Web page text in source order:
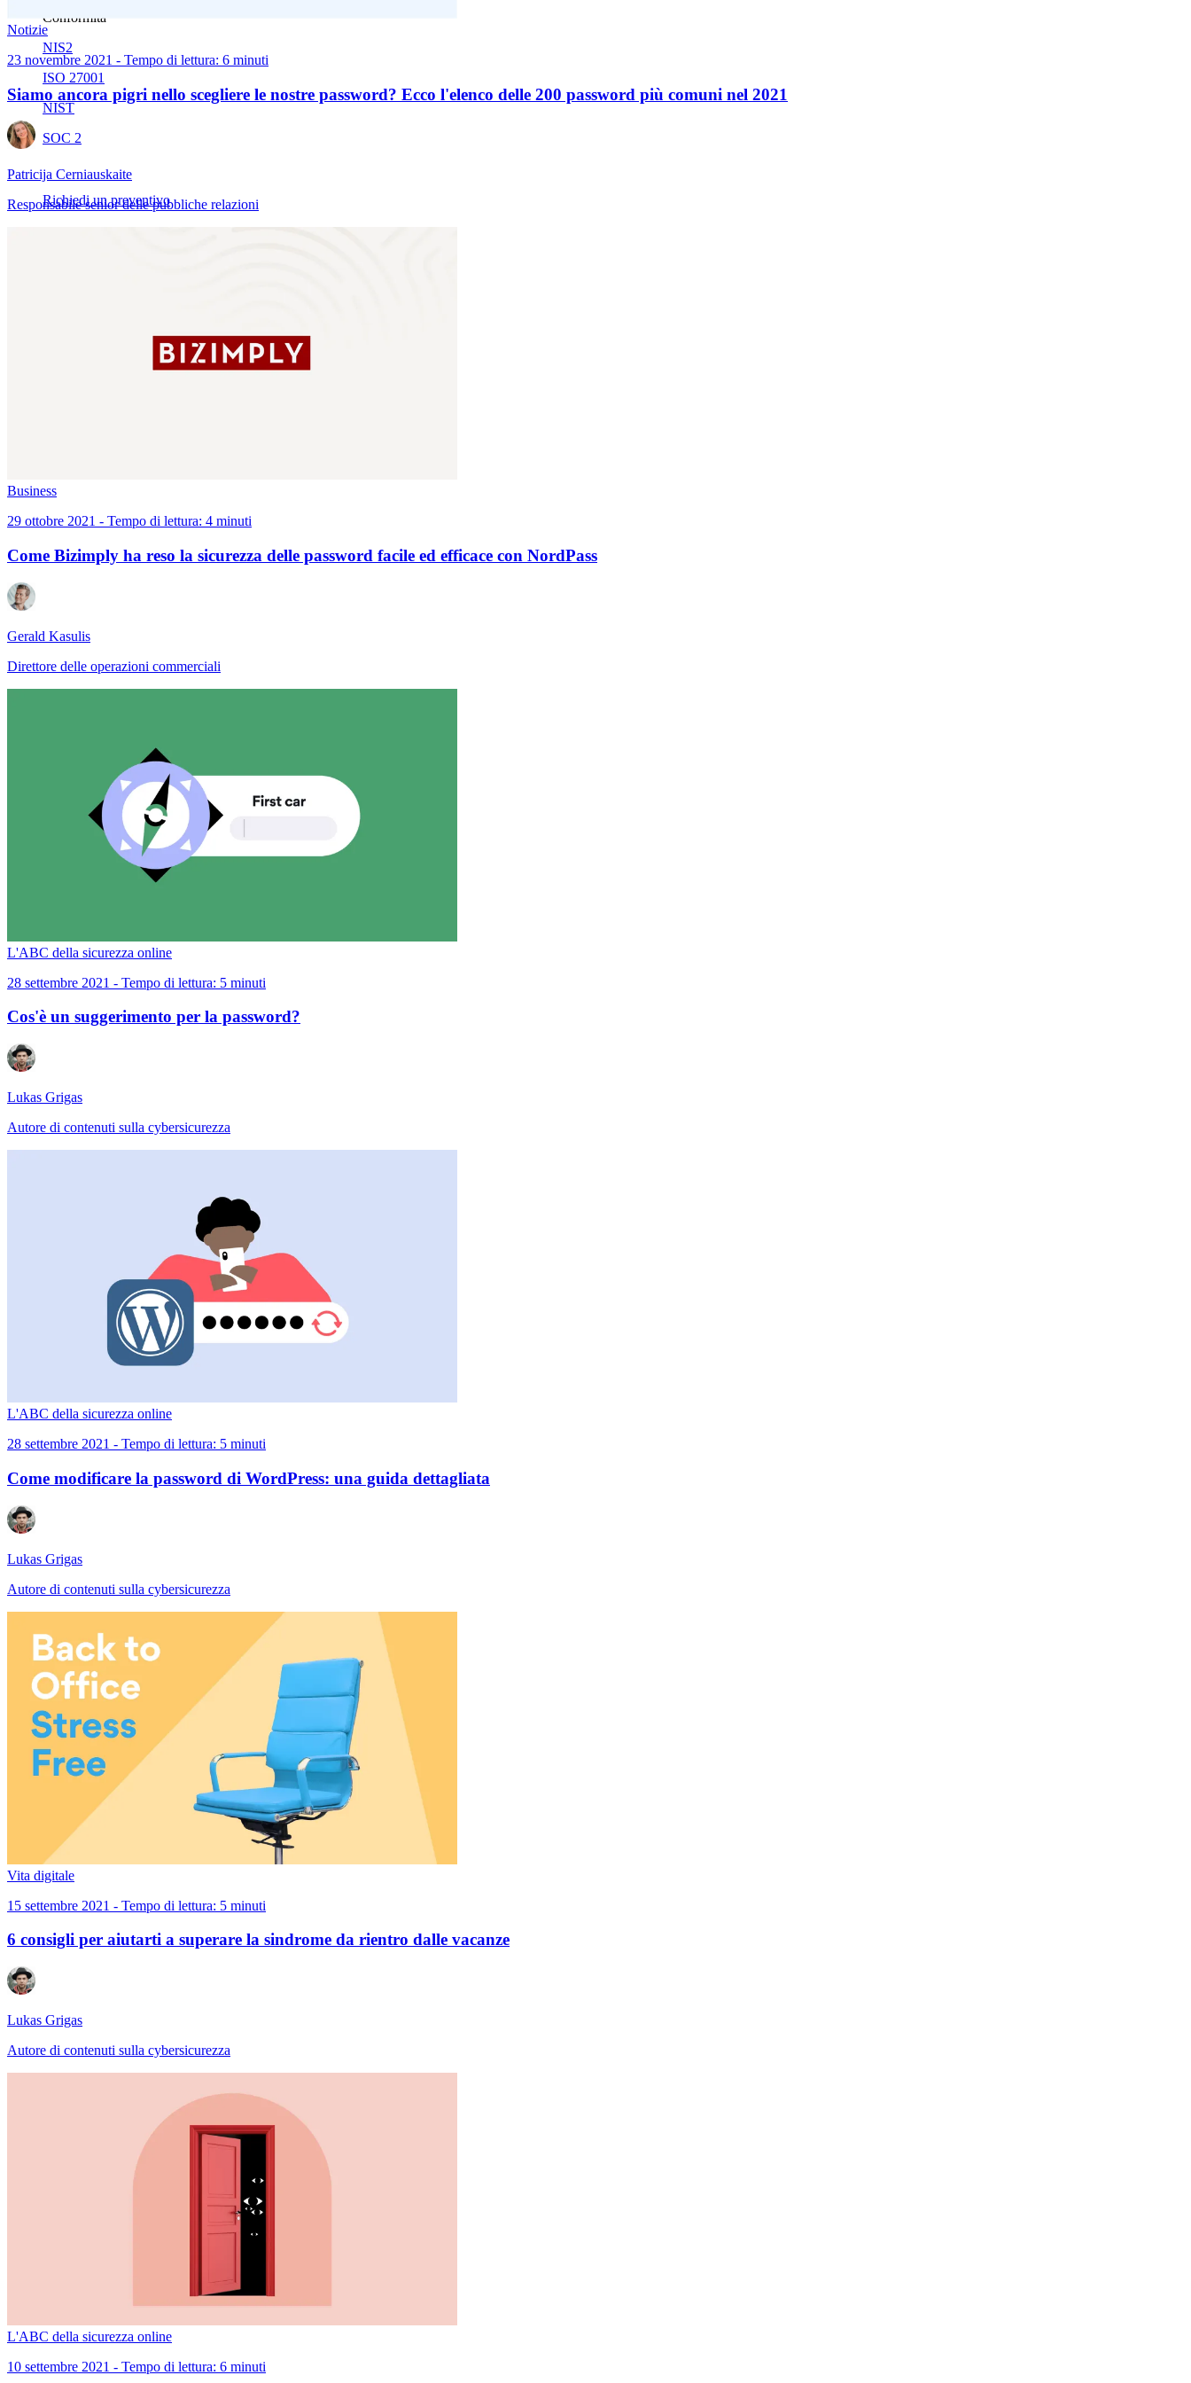
Conformità
NIS2
ISO 27001
NIST
SOC 2
Richiedi un preventivo
Notizie
23 novembre 2021 - Tempo di lettura: 6 minuti
Siamo ancora pigri nello scegliere le nostre password? Ecco l'elenco delle 200 password più comuni nel 2021
Patricija Cerniauskaite
Responsabile senior delle pubbliche relazioni
Business
29 ottobre 2021 - Tempo di lettura: 4 minuti
Come Bizimply ha reso la sicurezza delle password facile ed efficace con NordPass
Gerald Kasulis
Direttore delle operazioni commerciali
L'ABC della sicurezza online
28 settembre 2021 - Tempo di lettura: 5 minuti
Cos'è un suggerimento per la password?
Lukas Grigas
Autore di contenuti sulla cybersicurezza
L'ABC della sicurezza online
28 settembre 2021 - Tempo di lettura: 5 minuti
Come modificare la password di WordPress: una guida dettagliata
Lukas Grigas
Autore di contenuti sulla cybersicurezza
Vita digitale
15 settembre 2021 - Tempo di lettura: 5 minuti
6 consigli per aiutarti a superare la sindrome da rientro dalle vacanze
Lukas Grigas
Autore di contenuti sulla cybersicurezza
L'ABC della sicurezza online
10 settembre 2021 - Tempo di lettura: 6 minuti